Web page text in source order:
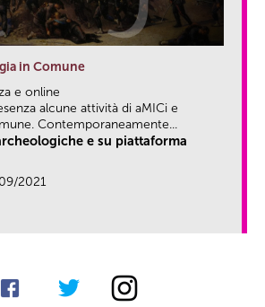
in Comune
e online
alcune attività di aMICi e
Contemporaneamente...
e su piattaforma
2021